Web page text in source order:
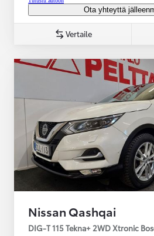
Ota yhteyttä
Vertaile
Nissan Qashqai
DIG-T 115 Tekna+ 2WD Xtronic